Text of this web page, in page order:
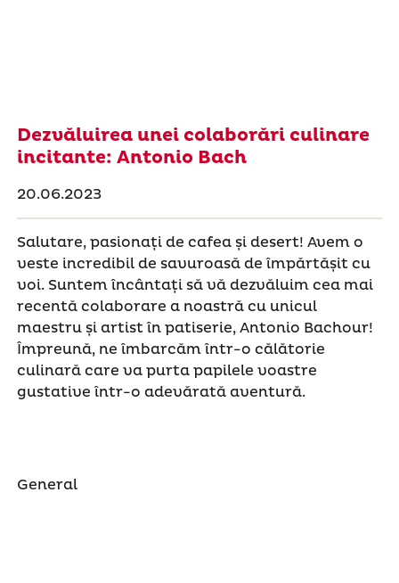
Dezvăluirea unei colaborări culinare
incitante: Antonio Bach
20.06.2023
Salutare, pasionați de cafea și desert! Avem o
veste incredibil de savuroasă de împărtășit cu
voi. Suntem încântați să vă dezvăluim cea mai
recentă colaborare a noastră cu unicul
maestru și artist în patiserie, Antonio Bachour!
Împreună, ne îmbarcăm într-o călătorie
culinară care va purta papilele voastre
gustative într-o adevărată aventură.
General